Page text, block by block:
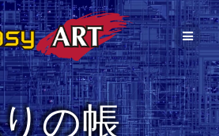
コ
ン
テ
ン
ツ
へ
ス
キ
の帳